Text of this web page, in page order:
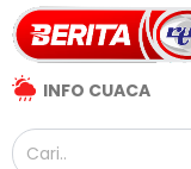
INFO CUACA